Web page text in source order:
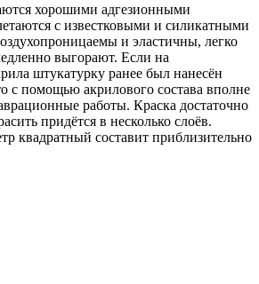
хорошими адгезионными
с известковыми и силикатными
и эластичны, легко
выгорают. Если на
штукатурку ранее был нанесён
с помощью акрилового состава вполне
работы. Краска достаточно
придётся в несколько слоёв.
квадратный составит приблизительно